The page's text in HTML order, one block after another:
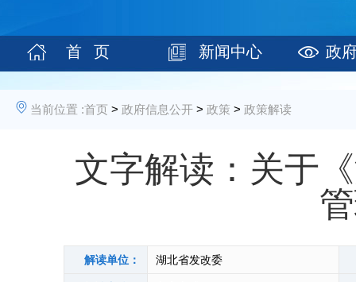
首 页 新闻中心 政
当前位置 :首页 > 政府信息公开 > 政策 > 政策解读
文字解读：关于
解读单位： 湖北省发改委